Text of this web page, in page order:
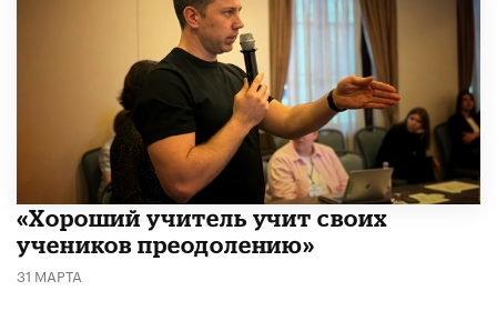
«Хороший учитель учит своих
учеников преодолению»
31 МАРТА